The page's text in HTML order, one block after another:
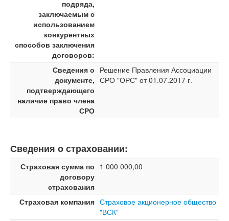
подряда,
заключаемым с
использованием
конкурентных
способов заключения
договоров:
Сведения о
документе,
подтверждающего
наличие право члена
СРО
Решение Правления Ассоциации
СРО "ОРС" от 01.07.2017 г.
Сведения о страховании:
Страховая сумма по
договору
страхования
1 000 000,00
Страховая компания Страховое акционерное общество
"ВСК"